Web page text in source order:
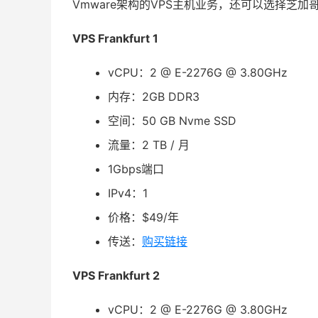
Vmware架构的VPS主机业务，还可以选择芝加
VPS Frankfurt 1
vCPU：2 @ E-2276G @ 3.80GHz
内存：2GB DDR3
空间：50 GB Nvme SSD
流量：2 TB / 月
1Gbps端口
IPv4：1
价格：$49/年
传送： 购买链接
VPS Frankfurt 2
vCPU：2 @ E-2276G @ 3.80GHz